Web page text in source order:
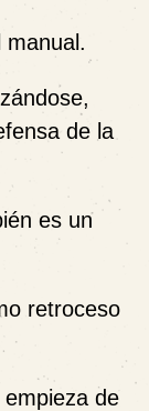
manual.
de la
es un
retroceso
de